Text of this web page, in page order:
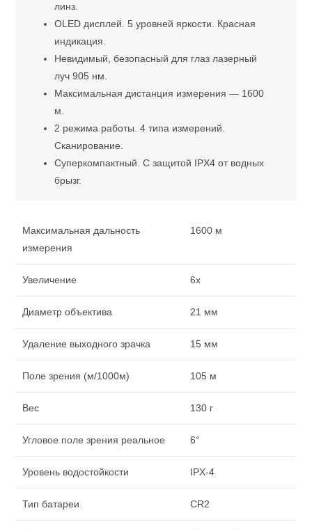
линз.
OLED дисплей. 5 уровней яркости. Красная
индикация.
Невидимый, безопасный для глаз лазерный
луч 905 нм.
Максимальная дистанция измерения — 1600
м.
2 режима работы. 4 типа измерений.
Сканирование.
Суперкомпактный. С защитой IPX4 от водных
брызг.
Максимальная дальность
измерения
1600 м
Увеличение 6x
Диаметр объектива 21 мм
Удаление выходного зрачка 15 мм
Поле зрения (м/1000м) 105 м
Вес 130 г
Угловое поле зрения реальное 6°
Уровень водостойкости IPX-4
Тип батареи CR2